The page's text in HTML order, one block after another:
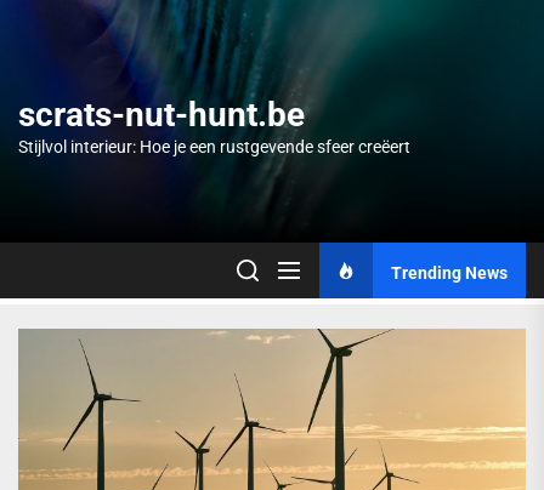
scrats-nut-hunt.be
Stijlvol interieur: Hoe je een rustgevende sfeer creëert
Trending News